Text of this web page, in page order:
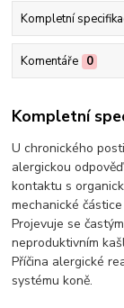
Kompletní
Komentáře 0
Kompletní
U chronického
alergickou
kontaktu s
mechanické
Projevuje se
neproduktivním
Příčina alergické
systému koně.